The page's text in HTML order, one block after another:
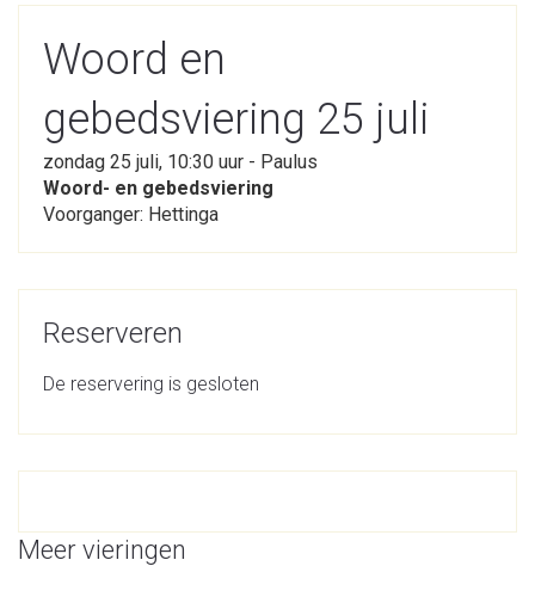
Woord en
gebedsviering 25 juli
zondag 25 juli, 10:30 uur - Paulus
Woord- en gebedsviering
Voorganger: Hettinga
Reserveren
De reservering is gesloten
Meer vieringen